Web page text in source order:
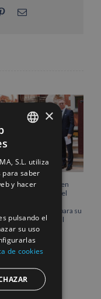
PinterestCorreo
inaugura su sede en
consolidando el
estratégico clave para su
internacional
2026
ENGLISH
FRENCH
×
S.L. utiliza
para saber
y hacer
pulsando el
su uso
de cookies